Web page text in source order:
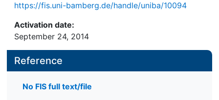
https://fis.uni-bamberg.de/handle/uniba/10094
Activation date:
September 24, 2014
Reference
No FIS full text/file